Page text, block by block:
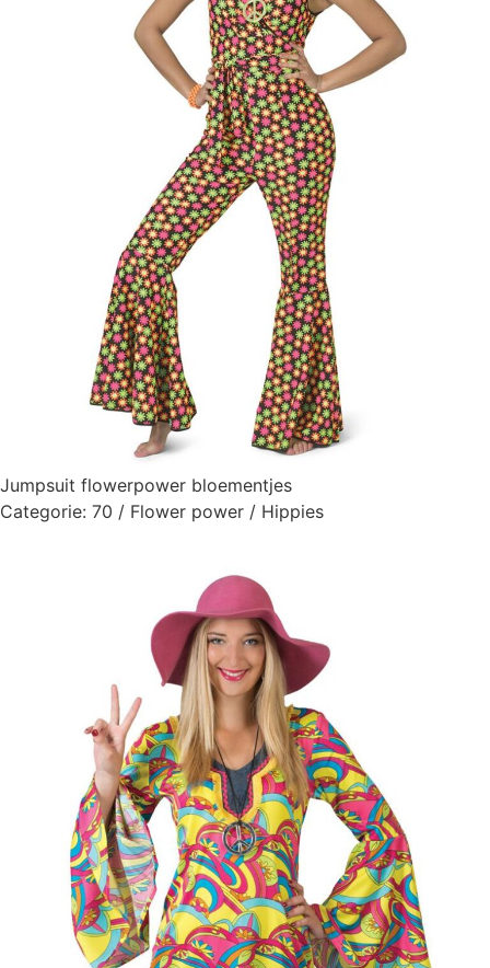
Jumpsuit flowerpower bloementjes
Categorie: 70 / Flower power / Hippies